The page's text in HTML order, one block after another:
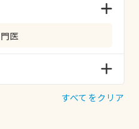
医
すべてをクリア